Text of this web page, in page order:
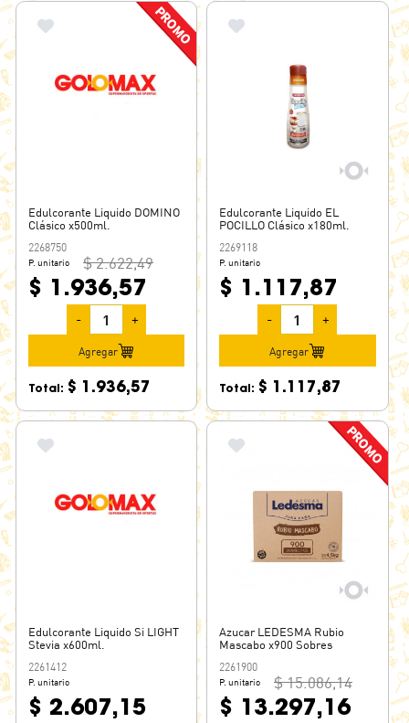
Edulcorante Liquido DOMINO
Clásico x500ml.
2268750
P. unitario $ 2.622,49
$ 1.936,57
- +
Agregar
Total: $ 1.936,57
Edulcorante Liquido EL
POCILLO Clásico x180ml.
2269118
P. unitario
$ 1.117,87
- +
Agregar
Total: $ 1.117,87
Edulcorante Liquido Si LIGHT
Stevia x600ml.
2261412
P. unitario
$ 2.607,15
Azucar LEDESMA Rubio
Mascabo x900 Sobres
2261900
P. unitario $ 15.086,14
$ 13.297,16